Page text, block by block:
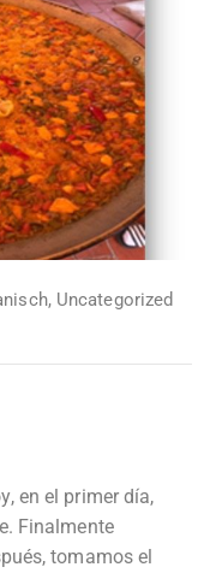
, Uncategorized
en el primer día,
Finalmente
tomamos el